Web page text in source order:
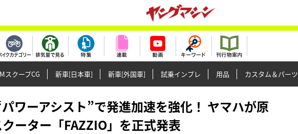
スクープCG 新車[日本車] 新車[外国車] 試乗インプレ 用品 カスタム＆パーツ
ワーアシスト”で発進加速を強化！ ヤマハが原
ーター「FAZZIO」を正式発表